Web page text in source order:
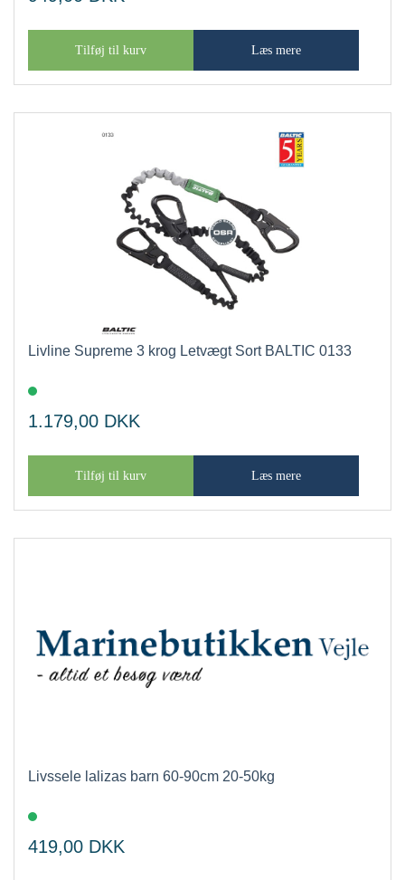
Tilføj til kurv Læs mere
Livline Supreme 3 krog Letvægt Sort BALTIC 0133
1.179,00 DKK
Tilføj til kurv Læs mere
Livssele lalizas barn 60-90cm 20-50kg
419,00 DKK